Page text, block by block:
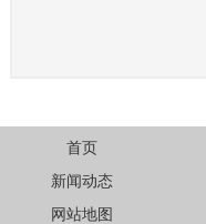
首页
新闻动态
网站地图